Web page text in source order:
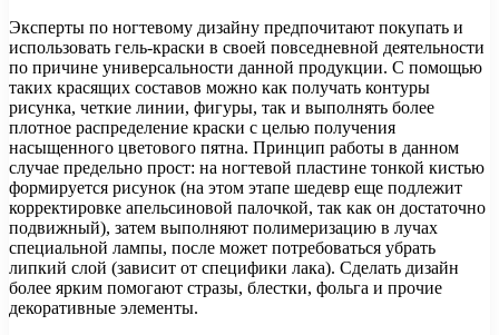
Эксперты по ногтевому дизайну предпочитают покупать и
использовать гель-краски в своей повседневной деятельности
по причине универсальности данной продукции. С помощью
таких красящих составов можно как получать контуры
рисунка, четкие линии, фигуры, так и выполнять более
плотное распределение краски с целью получения
насыщенного цветового пятна. Принцип работы в данном
случае предельно прост: на ногтевой пластине тонкой кистью
формируется рисунок (на этом этапе шедевр еще подлежит
корректировке апельсиновой палочкой, так как он достаточно
подвижный), затем выполняют полимеризацию в лучах
специальной лампы, после может потребоваться убрать
липкий слой (зависит от специфики лака). Сделать дизайн
более ярким помогают стразы, блестки, фольга и прочие
декоративные элементы.